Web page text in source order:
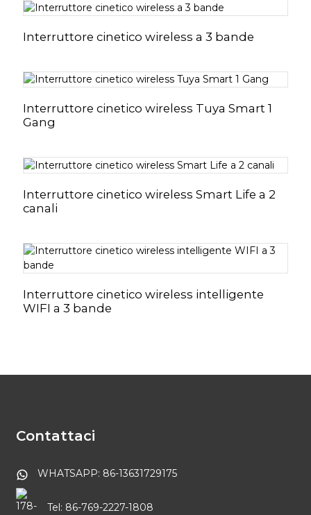
Interruttore cinetico wireless a 3 bande
Interruttore cinetico wireless Tuya Smart 1
Gang
Interruttore cinetico wireless Smart Life a 2
canali
Interruttore cinetico wireless intelligente
WIFI a 3 bande
Contattaci
WHATSAPP: 86-13631729175
Tel: 86-769-2227-1808